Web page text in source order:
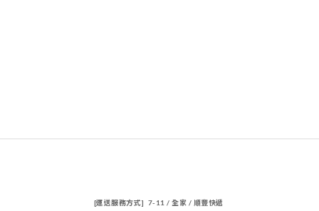
[運送服務方式] 7-11 / 全家 / 順豐快遞